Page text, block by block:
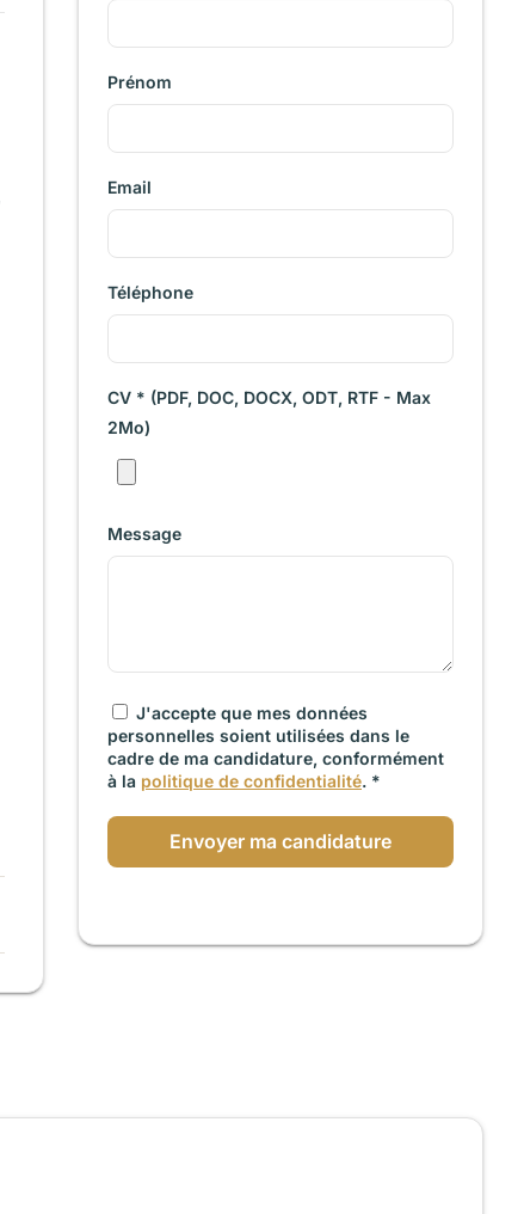
Prénom
Email
Téléphone
CV * (PDF, DOC, DOCX, ODT, RTF - Max
2Mo)
Message
J'accepte que mes données
personnelles soient utilisées dans le
cadre de ma candidature, conformément
à la politique de confidentialité. *
Envoyer ma candidature